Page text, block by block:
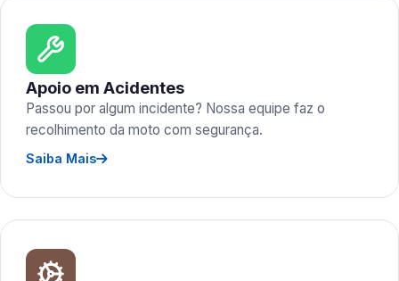
Apoio em Acidentes
Passou por algum incidente? Nossa equipe faz o
recolhimento da moto com segurança.
Saiba Mais